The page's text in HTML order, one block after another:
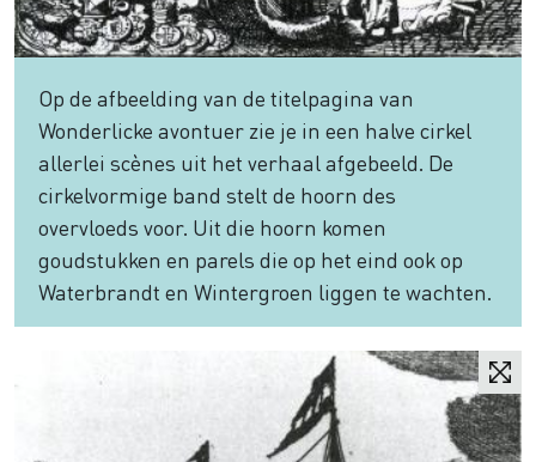
Op de afbeelding van de titelpagina van
Wonderlicke avontuer zie je in een halve cirkel
allerlei scènes uit het verhaal afgebeeld. De
cirkelvormige band stelt de hoorn des
overvloeds voor. Uit die hoorn komen
goudstukken en parels die op het eind ook op
Waterbrandt en Wintergroen liggen te wachten.